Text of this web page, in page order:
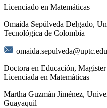
Licenciado en Matemáticas
Omaida Sepúlveda Delgado,
Tecnológica de Colombia
Doctora en Educación,
Licenciada en Matemáticas
Martha Guzmán Jiménez,
Guayaquil